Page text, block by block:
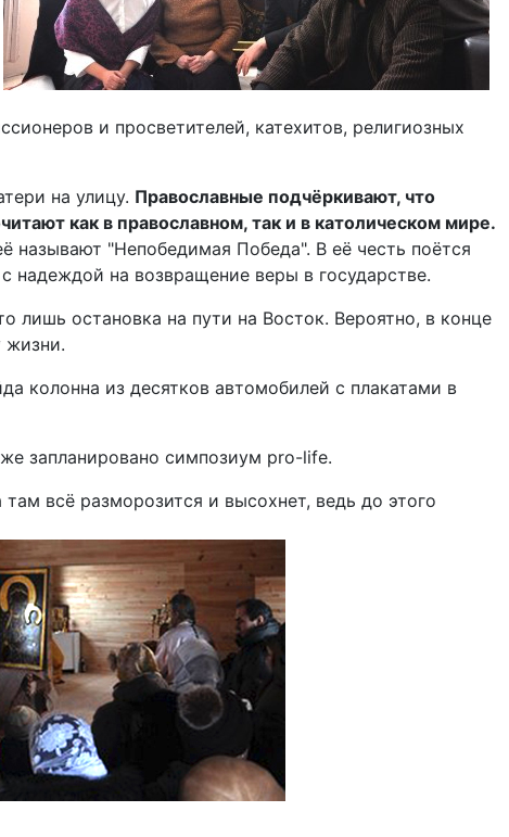
и просветителей, катехитов, религиозных
на улицу. Православные подчёркивают, что
как в православном, так и в католическом мире.
называют "Непобедимая Победа". В её честь поётся
надеждой на возвращение веры в государстве.
остановка на пути на Восток. Вероятно, в конце
жизни.
колонна из десятков автомобилей с плакатами в
запланировано симпозиум pro-life.
всё разморозится и высохнет, ведь до этого